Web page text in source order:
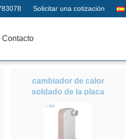
Solicitar una cotización
Contacto
cambiador de calor
soldado de la placa